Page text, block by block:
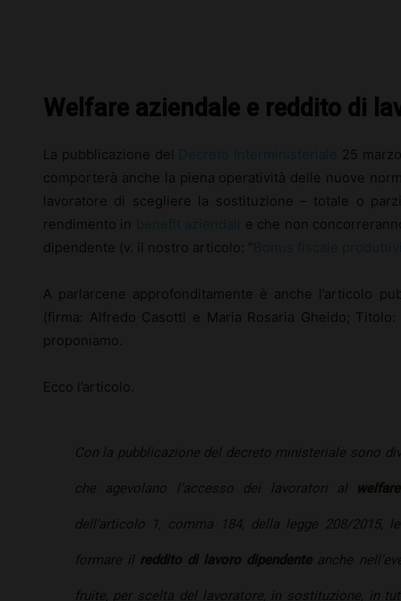
Welfare aziendale e reddito di
La pubblicazione del
25
comporterà anche la piena operatività delle nuove
lavoratore di scegliere la sostituzione – totale o
rendimento in
e che non
dipendente (v. il nostro articolo: “
A parlarcene approfonditamente è anche l’articolo
(firma: Alfredo Casotti e Maria Rosaria Gheido;
proponiamo.
Ecco l’articolo.
Con la pubblicazione del decreto ministeriale sono
che agevolano l’accesso dei lavoratori al
dell’articolo 1, comma 184, della legge 208/2015,
formare il reddito di lavoro dipendenteanche
fruite, per scelta del lavoratore, in sostituzione, in